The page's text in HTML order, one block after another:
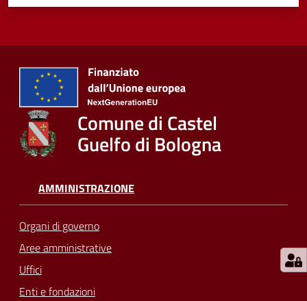
Seguici
Comune di Castel
Guelfo di Bologna
AMMINISTRAZIONE
Organi di governo
Aree amministrative
Uffici
Enti e fondazioni